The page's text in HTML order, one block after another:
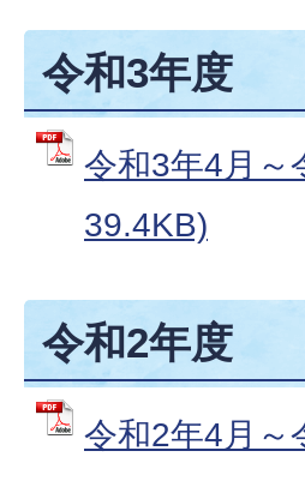
令和3年度
令和3年4月～
39.4KB)
令和2年度
令和2年4月～